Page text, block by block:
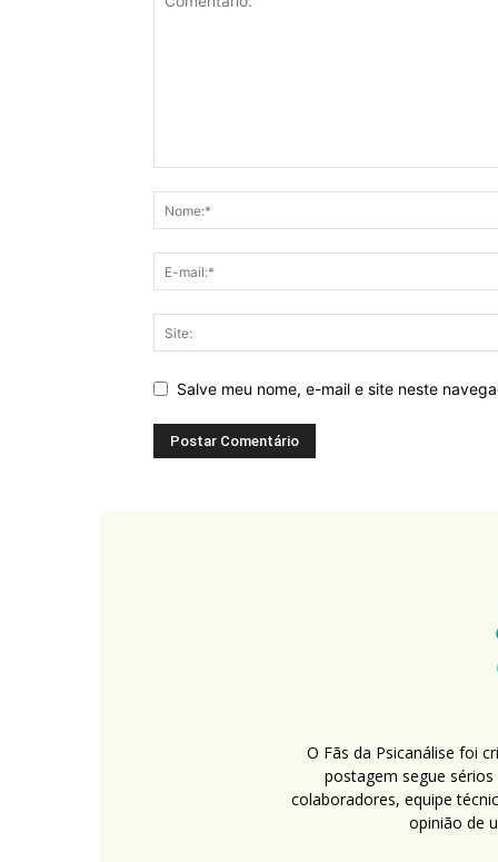
Salve meu nome, e-mail e site neste
O Fãs da Psicanálise foi
postagem segue
colaboradores, equipe
opinião de